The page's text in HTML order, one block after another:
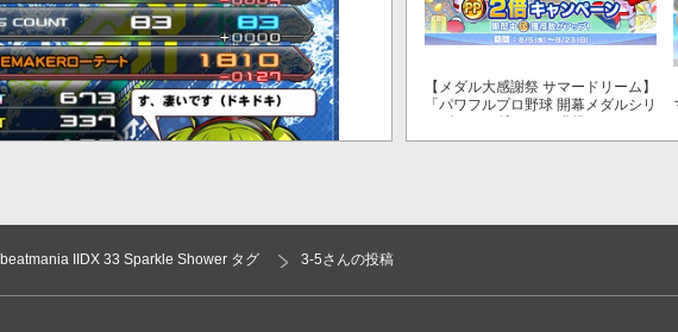
【メダル大感謝祭 サマードリーム】
「パワフルプロ野球 開幕メダルシリ
が2倍！
beatmania IIDX 33 Sparkle Shower タグ 3-5さんの投稿